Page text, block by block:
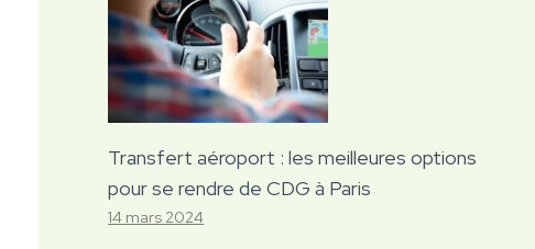
Transfert aéroport : les meilleures options
pour se rendre de CDG à Paris
14 mars 2024